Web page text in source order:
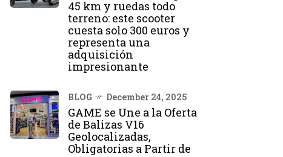
45 km y ruedas todo
terreno: este scooter
cuesta solo 300 euros y
representa una
adquisición
impresionante
BLOG December 24, 2025
GAME se Une a la Oferta
de Balizas V16
Geolocalizadas,
Obligatorias a Partir de